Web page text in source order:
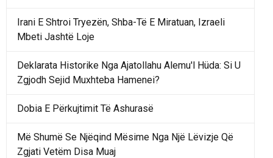
Irani E Shtroi Tryezën, Shba-Të E Miratuan, Izraeli
Mbeti Jashtë Loje
Deklarata Historike Nga Ajatollahu Alemu'l Hüda: Si U
Zgjodh Sejid Muxhteba Hamenei?
Dobia E Përkujtimit Të Ashurasë
Më Shumë Se Njëqind Mësime Nga Një Lëvizje Që
Zgjati Vetëm Disa Muaj